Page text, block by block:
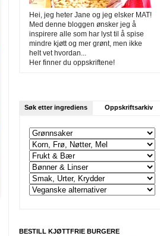
Hei, jeg heter Jane og jeg elsker MAT!
Med denne bloggen ønsker jeg å
inspirere alle som har lyst til å spise
mindre kjøtt og mer grønt, men ikke
helt vet hvordan...
Her finner du oppskriftene!
Søk etter ingrediens Oppskriftsarkiv
BESTILL KJØTTFRIE BURGERE